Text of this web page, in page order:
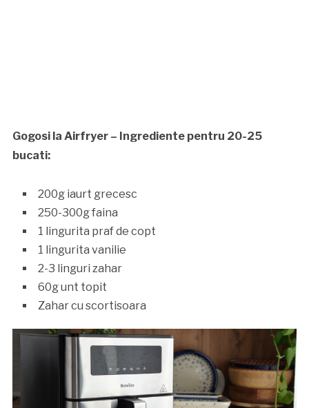
Gogosi la Airfryer – Ingrediente pentru 20-25
bucati:
200g iaurt grecesc
250-300g faina
1 lingurita praf de copt
1 lingurita vanilie
2-3 linguri zahar
60g unt topit
Zahar cu scortisoara